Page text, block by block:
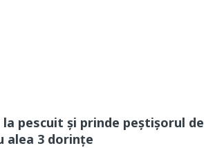
la pescuit și prinde peștișorul de
alea 3 dorințe